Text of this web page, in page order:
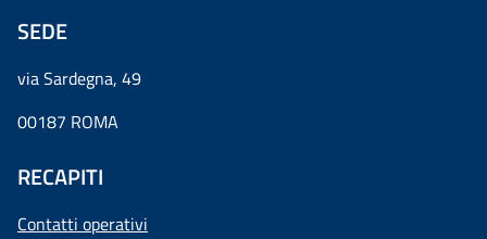
SEDE
via Sardegna, 49
00187 ROMA
RECAPITI
Contatti operativi